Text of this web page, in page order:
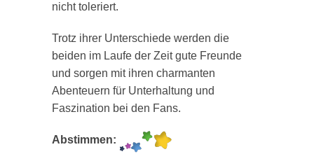
nicht toleriert.
Trotz ihrer Unterschiede werden die
beiden im Laufe der Zeit gute Freunde
und sorgen mit ihren charmanten
Abenteuern für Unterhaltung und
Faszination bei den Fans.
Abstimmen: